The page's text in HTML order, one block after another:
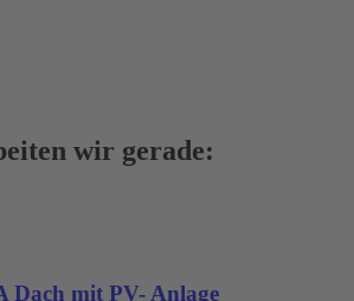
wir gerade:
Dach mit PV- Anlage